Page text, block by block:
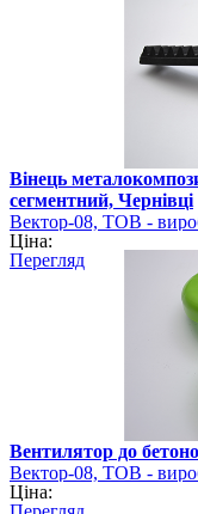
Вінець
сегментний, Чернівці
Вектор-08, ТОВ -
Ціна:
Перегляд
Вентилятор до
Вектор-08, ТОВ -
Ціна: